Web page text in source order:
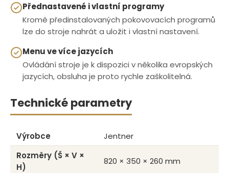
Přednastavené i vlastní programy
Kromě předinstalovaných pokovovacích programů
lze do stroje nahrát a uložit i vlastní nastavení.
Menu ve více jazycích
Ovládání stroje je k dispozici v několika evropských
jazycích, obsluha je proto rychle zaškolitelná.
Technické parametry
Výrobce
Jentner
Rozměry (Š × V ×
H)
820 × 350 × 260 mm